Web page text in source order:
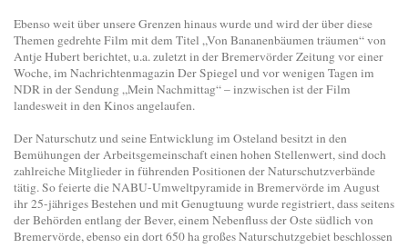
Ebenso weit über unsere Grenzen hinaus wurde und wird der über diese
Themen gedrehte Film mit dem Titel „Von Bananenbäumen träumen“ von
Antje Hubert berichtet, u.a. zuletzt in der Bremervörder Zeitung vor einer
Woche, im Nachrichtenmagazin Der Spiegel und vor wenigen Tagen im
NDR in der Sendung „Mein Nachmittag“ – inzwischen ist der Film
landesweit in den Kinos angelaufen.
Der Naturschutz und seine Entwicklung im Osteland besitzt in den
Bemühungen der Arbeitsgemeinschaft einen hohen Stellenwert, sind doch
zahlreiche Mitglieder in führenden Positionen der Naturschutzverbände
tätig. So feierte die NABU-Umweltpyramide in Bremervörde im August
ihr 25-jähriges Bestehen und mit Genugtuung wurde registriert, dass seitens
der Behörden entlang der Bever, einem Nebenfluss der Oste südlich von
Bremervörde, ebenso ein dort 650 ha großes Naturschutzgebiet beschlossen